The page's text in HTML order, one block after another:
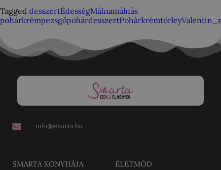
Tagged desszertÉdességMálnamálnás
pohárkrémpezsgőpohárdesszertPohárkrémtörley
info@smarta.hu
SMARTA KONYHÁJA ÉLETMÓD